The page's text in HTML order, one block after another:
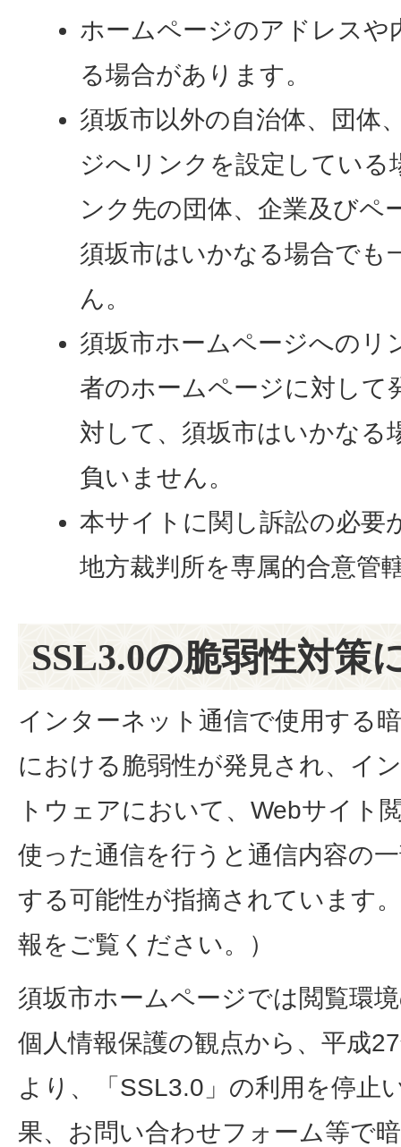
ホームページのアドレスや
る場合があります。
須坂市以外の自治体、団体
ジへリンクを設定してい
ンク先の団体、企業及びペ
須坂市はいかなる場合でも
ん。
須坂市ホームページへのリ
者のホームページに対して
対して、須坂市はいかなる
負いません。
本サイトに関し訴訟の必要
地方裁判所を専属的合意管
SSL3.0の脆弱性対策
インターネット通信で使用する
における脆弱性が発見され、イ
トウェアにおいて、Webサイト
使った通信を行うと通信内容の
する可能性が指摘されています
報をご覧ください。）
須坂市ホームページでは閲覧環
個人情報保護の観点から、平成
より、「SSL3.0」の利用を停止
果、お問い合わせフォーム等で